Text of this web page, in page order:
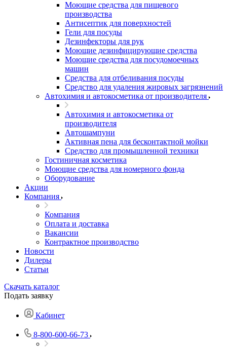
Моющие средства для пищевого
производства
Антисептик для поверхностей
Гели для посуды
Дезинфекторы для рук
Моющие дезинфицирующие средства
Моющие средства для посудомоечных
машин
Средства для отбеливания посуды
Средство для удаления жировых загрязнений
Автохимия и автокосметика от производителя
Автохимия и автокосметика от
производителя
Автошампуни
Активная пена для бесконтактной мойки
Средство для промышленной техники
Гостиничная косметика
Моющие средства для номерного фонда
Оборудование
Акции
Компания
Компания
Оплата и доставка
Вакансии
Контрактное производство
Новости
Дилеры
Статьи
Скачать каталог
Подать заявку
Кабинет
8-800-600-66-73